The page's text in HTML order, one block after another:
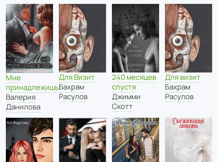
Мне
принадлежишь
Валерия
Данилова
Для Визит
Бахрам
Расулов
240 месяцев
спустя
Джимми
Скотт
Для визит
Бахрам
Расулов